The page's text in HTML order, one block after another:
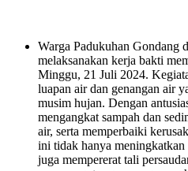
Warga Padukuhan Gondang
melaksanakan kerja bakti
Minggu, 21 Juli 2024.
luapan air dan genangan air
musim hujan. Dengan
mengangkat sampah dan
air, serta memperbaiki
ini tidak hanya
juga mempererat tali